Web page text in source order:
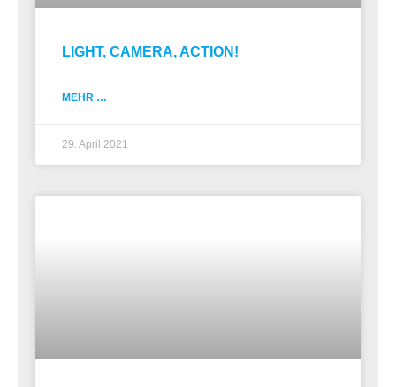
LIGHT, CAMERA, ACTION!
MEHR …
29. April 2021